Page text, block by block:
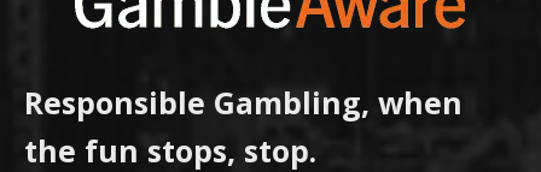
Responsible Gambling, when
the fun stops, stop.